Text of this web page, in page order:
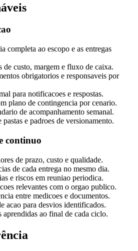
completa ao escopo e as entregas
de custo, margem e fluxo de caixa.
obrigatorios e responsaveis por
para notificacoes e respostas.
plano de contingencia por cenario.
de acompanhamento semanal.
e padroes de versionamento.
continuo
de prazo, custo e qualidade.
de cada entrega no mesmo dia.
e riscos em reuniao periodica.
relevantes com o orgao publico.
entre medicoes e documentos.
acao para desvios identificados.
ao final de cada ciclo.